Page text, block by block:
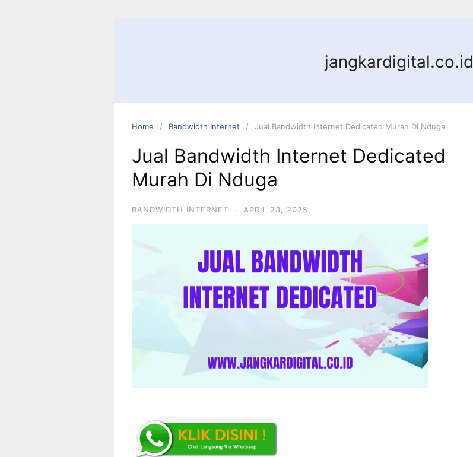
jangkardigital.co.id
Home Bandwidth Internet Jual Bandwidth Internet Dedicated Murah Di Nduga
Jual Bandwidth Internet Dedicated
Murah Di Nduga
BANDWIDTH INTERNET · APRIL 23, 2025